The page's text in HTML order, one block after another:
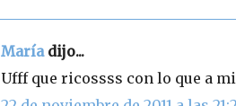
María dijo...
Ufff que ricossss con lo que a